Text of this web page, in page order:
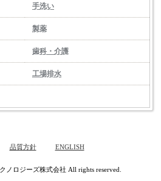
手洗い
製薬
歯科・介護
工場排水
品質方針 ENGLISH
ノロジーズ株式会社 All rights reserved.